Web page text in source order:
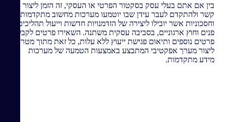
בין אם אתם בעלי עסק בסקטור הפרטי או העסקי, זה הזמן ליצור
קשר ולהתקדם לעבר עידן שבו יוטמעו מערכות מחשוב מתקדמות
וחסכוניות אשר יובילו ליצירה של הזדמנויות חדשות וייעול תהליכים
פנים וחוץ ארגוניים, בסביבה עסקית משתנה. השאירו פרטים לקבלת
פרטים נוספים ותיאום פגישת ייעוץ ללא עלות, כל זאת מתוך מטרה
ליצור מערך אפקטיבי המתבצע באמצעות הטמעה של מערכות
מידע מתקדמות.